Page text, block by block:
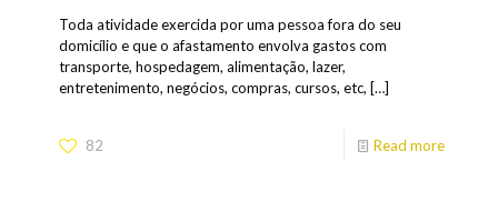
Toda atividade exercida por uma pessoa fora do seu
domicílio e que o afastamento envolva gastos com
transporte, hospedagem, alimentação, lazer,
entretenimento, negócios, compras, cursos, etc, […]
82 Read more